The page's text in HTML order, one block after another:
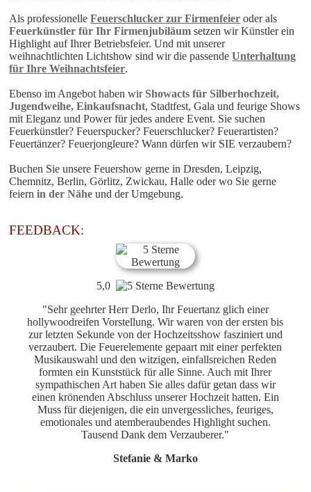
Als professionelleFeuerschlucker zur Firmenfeier oder als
Feuerkünstler für Ihr Firmenjubiläum setzen wir Künstler ein
Highlight auf Ihrer Betriebsfeier. Und mit unserer
weihnachtlichten Lichtshow sind wir die passendeUnterhaltung
für Ihre Weihnachtsfeier.
Ebenso im Angebot haben wir Showacts für Silberhochzeit,
Jugendweihe, Einkaufsnacht, Stadtfest, Gala und feurige Shows
mit Eleganz und Power für jedes andere Event. Sie suchen
Feuerkünstler? Feuerspucker? Feuerschlucker? Feuerartisten?
Feuertänzer? Feuerjongleure? Wann dürfen wir SIE verzaubern?
Buchen Sie unsereFeuershow gerne in Dresden, Leipzig,
Chemnitz, Berlin, Görlitz, Zwickau, Halle oder wo Sie gerne
feiernin der Nähe und der Umgebung.
FEEDBACK:
5,0
"Sehr geehrter Herr Derlo, Ihr Feuertanz glich einer
hollywoodreifen Vorstellung. Wir waren von der ersten bis
zur letzten Sekunde von der Hochzeitsshow fasziniert und
verzaubert. Die Feuerelemente gepaart mit einer perfekten
Musikauswahl und den witzigen, einfallsreichen Reden
formten ein Kunststück für alle Sinne. Auch mit Ihrer
sympathischen Art haben Sie alles dafür getan dass wir
einen krönenden Abschluss unserer Hochzeit hatten. Ein
Muss für diejenigen, die ein unvergessliches, feuriges,
emotionales und atemberaubendes Highlight suchen.
Tausend Dank dem Verzauberer."
Stefanie & Marko